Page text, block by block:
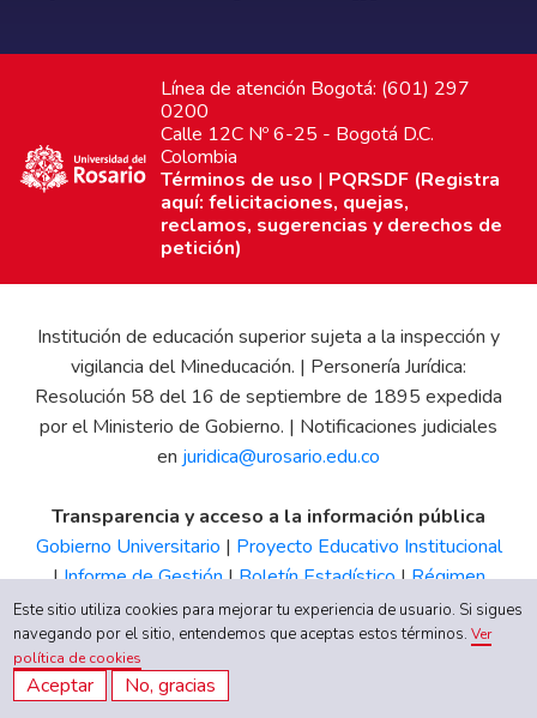
Línea de atención Bogotá: (601) 297
0200
Calle 12C Nº 6-25 - Bogotá D.C.
Colombia
Términos de uso | PQRSDF (Registra
aquí: felicitaciones, quejas,
reclamos, sugerencias y derechos de
petición)
Institución de educación superior sujeta a la inspección y
vigilancia del Mineducación. | Personería Jurídica:
Resolución 58 del 16 de septiembre de 1895 expedida
por el Ministerio de Gobierno. | Notificaciones judiciales
en juridica@urosario.edu.co
Transparencia y acceso a la información pública
Gobierno Universitario | Proyecto Educativo Institucional
|Informe de Gestión|Boletín Estadístico|Régimen
Tributario|Estados Financieros |Código de Ética| Canal
de Integridad UR
Este sitio utiliza cookies para mejorar tu experiencia de usuario. Si sigues
navegando por el sitio, entendemos que aceptas estos términos.Ver
política de cookies
Aceptar No, gracias